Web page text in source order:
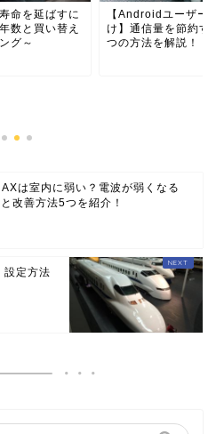
ユーザー向
を節約する5
解説！
は室内に弱い？電波が弱くなる
改善方法5つを紹介！
設定方法